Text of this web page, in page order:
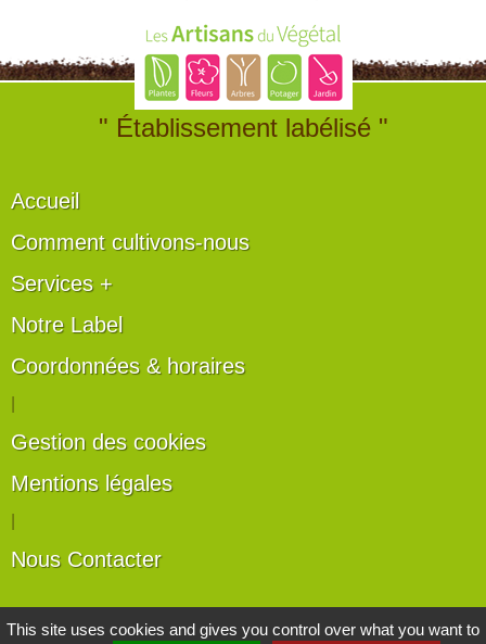
" Établissement labélisé "
Accueil
Comment cultivons-nous
Services +
Notre Label
Coordonnées & horaires
Gestion des cookies
Mentions légales
Nous Contacter
Les artisans du végétal
This site uses cookies and gives you control over what you want to